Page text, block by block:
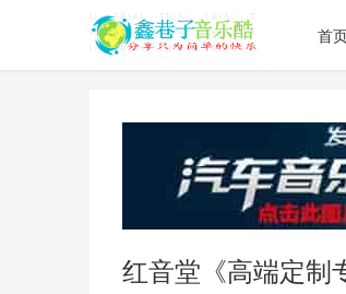
首
红音堂《高端定制